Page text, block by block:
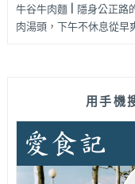
牛谷牛肉麵 | 隱身公正路
肉湯頭，下午不休息從早
用手機